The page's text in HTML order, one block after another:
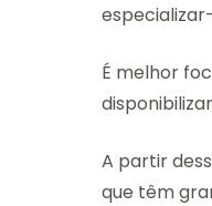
É melhor
A partir
que têm